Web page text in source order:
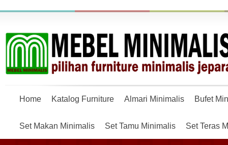
Home Katalog Furniture Almari Minimalis Bufet
Set Makan Minimalis Set Tamu Minimalis Set Teras